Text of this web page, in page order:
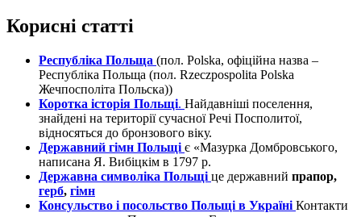
Корисні статті
Республіка Польща (пол. Polska, офіційна назва –
Республіка Польща (пол. Rzeczpospolita Polska
Жечпосполіта Польска))
Коротка історія Польщі. Найдавніші поселення,
знайдені на території сучасної Речі Посполитої,
відносяться до бронзового віку.
Державний гімн Польщі є «Мазурка Домбровського,
написана Я. Вибіцкім в 1797 р.
Державна символіка Польщі це державний прапор,
герб, гімн
Консульство і посольство Польщі в Україні Контакти